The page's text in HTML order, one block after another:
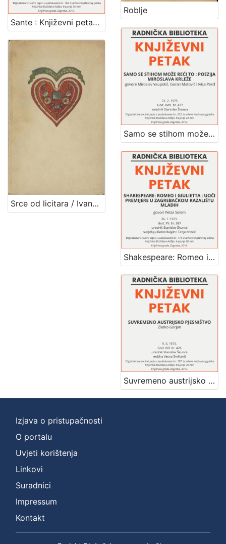
Roblje
Samo se stihom može reći to : poezija Miroslava Krleže : Književni petak, dvorana u Novinarskom domu, 21. 2. 1975., br. 477 / sudjeluju Miroslav Vaupotić, Goran Matović, Ivica Percl ; urednik Stanislav Škunca
Sante : Književni petak, dvorana u Medulićevoj 30, 5. 2. 1971., br. 370 / Josip Barković ; urednik Stanislav Škunca
Shakespeare: Romeo i Giulietta : uoči premijere u Zagrebačkom kazalištu mladih : Književni petak, dvorana u Novinarskom domu, 26. 1. 1971., br. 387 / govori Petar Selem ; sudjeluju Ratko Buljan i Tanja Knezić ; urednik Stanislav Škunca
Srce od licitara / Ivana Brlić-Mažuranić
Suvremeno austrijsko pjesništvo : Književni petak, dvorana u Novinarskom domu, 9. 3. 1973., br. 426 / Zlatko Gorjan ; recitira Vesna Smiljanić ; urednik Stanislav Škunca
Izjava o pristupačnosti
O portalu
Uvjeti korištenja
Linkovi
Suradnici
Impressum
Kontakt